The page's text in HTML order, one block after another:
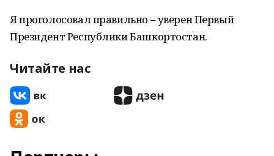
Я проголосовал правильно – уверен Первый
Президент Республики Башкортостан.
Читайте нас